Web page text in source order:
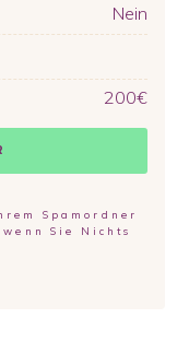
Nein
200€
Spamordner
Sie Nichts